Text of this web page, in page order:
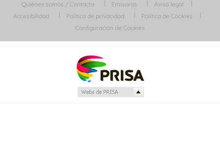
Quiénes somos / Contacta Emisoras
Aviso legal
Accesibilidad
Política de privacidad
Política de Cookies
Configuración de Cookies